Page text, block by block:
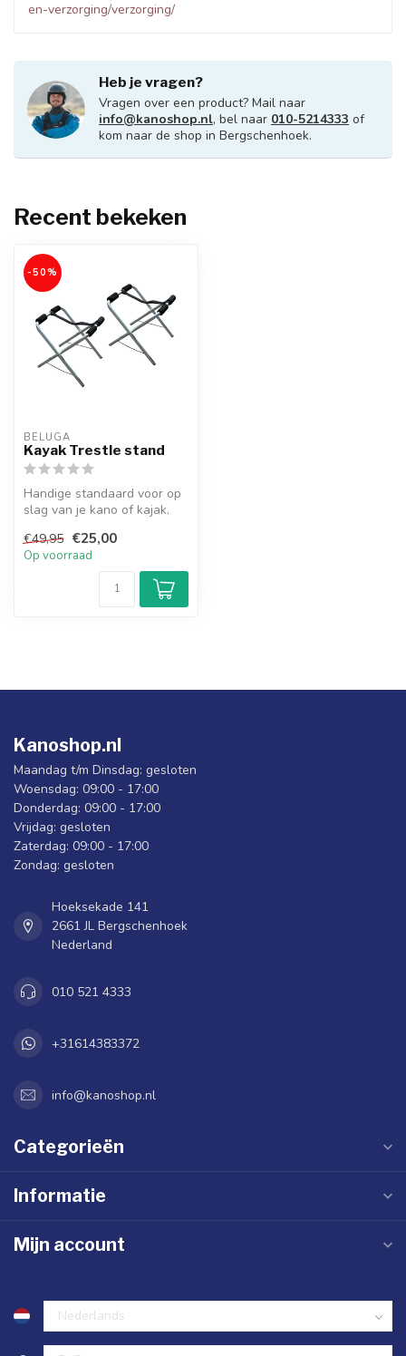
en-verzorging/verzorging/
Heb je vragen?
Vragen over een product? Mail naar
info@kanoshop.nl, bel naar 010-5214333 of
kom naar de shop in Bergschenhoek.
Recent bekeken
-50%
BELUGA
Kayak Trestle stand
Handige standaard voor op
slag van je kano of kajak.
€49,95 €25,00
Op voorraad
Kanoshop.nl
Maandag t/m Dinsdag: gesloten
Woensdag: 09:00 - 17:00
Donderdag: 09:00 - 17:00
Vrijdag: gesloten
Zaterdag: 09:00 - 17:00
Zondag: gesloten
Hoeksekade 141
2661 JL Bergschenhoek
Nederland
010 521 4333
+31614383372
info@kanoshop.nl
Categorieën
Informatie
Mijn account